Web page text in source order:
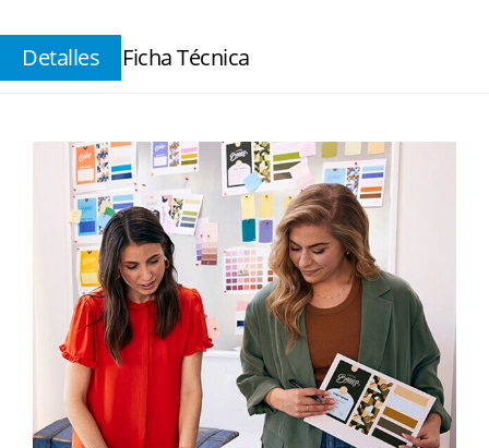
Detalles Ficha Técnica